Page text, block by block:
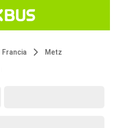
Francia Metz